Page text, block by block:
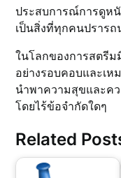
ประสบการณ์การดูห
เป็นสิ่งที่ทุกคนปรารถ
ในโลกของการสตรี
อย่างรอบคอบและเ
นำพาความสุขและค
โดยไร้ข้อจำกัดใดๆ
Related